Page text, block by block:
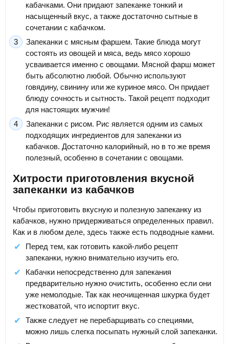
кабачками. Они придают запеканке тонкий и
насыщенный вкус, а также достаточно сытные в
сочетании с кабачком.
Запеканки с мясным фаршем. Такие блюда могут
состоять из овощей и мяса, ведь мясо хорошо
усваивается именно с овощами. Мясной фарш может
быть абсолютно любой. Обычно используют
говядину, свинину или же куриное мясо. Он придает
блюду сочность и сытность. Такой рецепт подходит
для настоящих мужчин!
Запеканки с рисом. Рис является одним из самых
подходящих ингредиентов для запеканки из
кабачков. Достаточно калорийный, но в то же время
полезный, особенно в сочетании с овощами.
Хитрости приготовления вкусной
запеканки из кабачков
Чтобы приготовить вкусную и полезную запеканку из
кабачков, нужно придерживаться определенных правил.
Как и в любом деле, здесь также есть подводные камни.
Перед тем, как готовить какой-либо рецепт
запеканки, нужно внимательно изучить его.
Кабачки непосредственно для запекания
предварительно нужно очистить, особенно если они
уже немолодые. Так как неочищенная шкурка будет
жестковатой, что испортит вкус.
Также следует не перебарщивать со специями,
можно лишь слегка посыпать нужный слой запеканки.